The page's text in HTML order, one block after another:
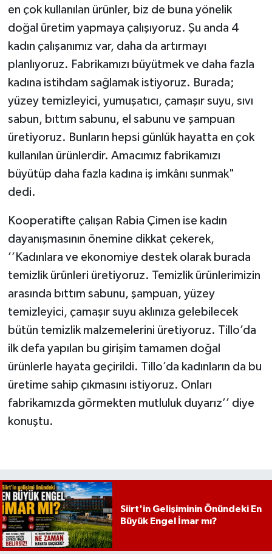
en çok kullanılan ürünler, biz de buna yönelik
doğal üretim yapmaya çalışıyoruz. Şu anda 4
kadın çalışanımız var, daha da artırmayı
planlıyoruz. Fabrikamızı büyütmek ve daha fazla
kadına istihdam sağlamak istiyoruz. Burada;
yüzey temizleyici, yumuşatıcı, çamaşır suyu, sıvı
sabun, bıttım sabunu, el sabunu ve şampuan
üretiyoruz. Bunların hepsi günlük hayatta en çok
kullanılan ürünlerdir. Amacımız fabrikamızı
büyütüp daha fazla kadına iş imkânı sunmak"
dedi.
Kooperatifte çalışan Rabia Çimen ise kadın
dayanışmasının önemine dikkat çekerek,
’’Kadınlara ve ekonomiye destek olarak burada
temizlik ürünleri üretiyoruz. Temizlik ürünlerimizin
arasında bıttım sabunu, şampuan, yüzey
temizleyici, çamaşır suyu aklınıza gelebilecek
bütün temizlik malzemelerini üretiyoruz. Tillo’da
ilk defa yapılan bu girişim tamamen doğal
ürünlerle hayata geçirildi. Tillo’da kadınların da bu
üretime sahip çıkmasını istiyoruz. Onları
fabrikamızda görmekten mutluluk duyarız’’ diye
konuştu.
Siirt'in Gelişiminin Önündeki En
Büyük Engel İmar mı?